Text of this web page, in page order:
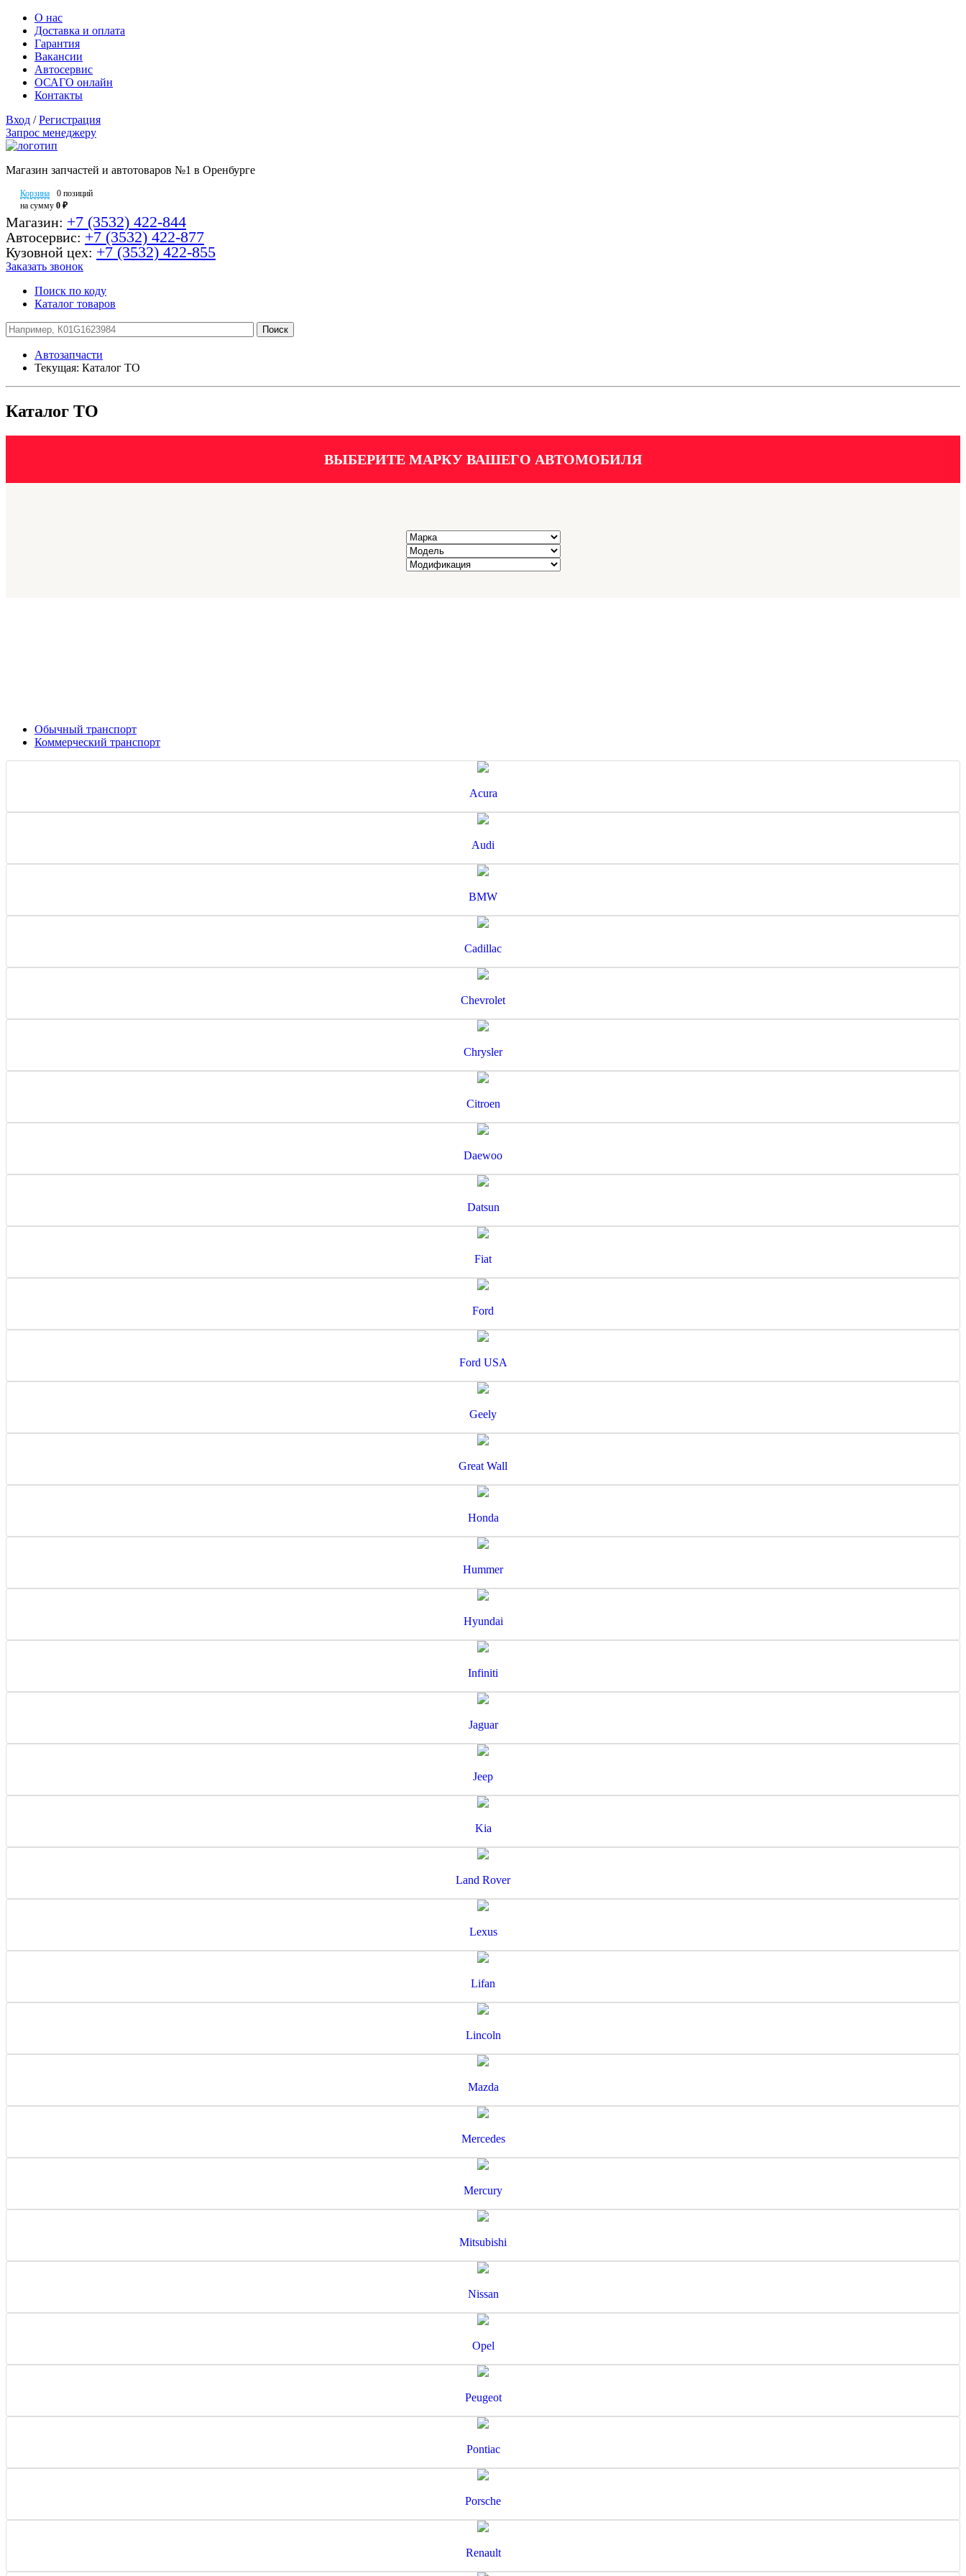
О нас
Доставка и оплата
Гарантия
Вакансии
Автосервис
ОСАГО онлайн
Контакты
Вход / Регистрация
Запрос менеджеру
Магазин запчастей и автотоваров №1 в Оренбурге
Корзина
0 позиций
на сумму 0 ₽
Магазин: +7 (3532) 422-844
Автосервис: +7 (3532) 422-877
Кузовной цех: +7 (3532) 422-855
Заказать звонок
Поиск по коду
Каталог товаров
Автозапчасти
Текущая: Каталог ТО
Каталог ТО
ВЫБЕРИТЕ МАРКУ ВАШЕГО АВТОМОБИЛЯ
Обычный транспорт
Коммерческий транспорт
Acura
Audi
BMW
Cadillac
Chevrolet
Chrysler
Citroen
Daewoo
Datsun
Fiat
Ford
Ford USA
Geely
Great Wall
Honda
Hummer
Hyundai
Infiniti
Jaguar
Jeep
Kia
Land Rover
Lexus
Lifan
Lincoln
Mazda
Mercedes
Mercury
Mitsubishi
Nissan
Opel
Peugeot
Pontiac
Porsche
Renault